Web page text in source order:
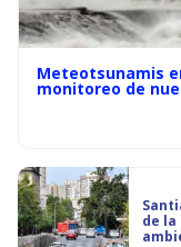
Meteotsunamis
monitoreo de
de